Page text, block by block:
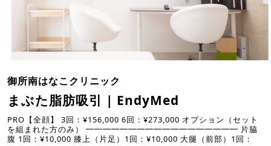
御所南はなこクリニック
まぶた脂肪吸引 | EndyMed
PRO【全顔】 3回：¥156,000 6回：¥273,000 オプション（セット
を組まれた方のみ） ━━━━━━━━━━━━━━━━━━ 片脇
腹 1回：¥10,000 膝上（片足）1回：¥10,000 大腿（前部）1回：